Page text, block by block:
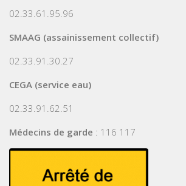
02.33.61.95.96
SMAAG (assainissement collectif)
02.33.91.30.27
CEGA (service eau)
02.33.91.62.51
Médecins de garde : 116 117